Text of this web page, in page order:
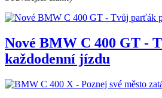
Nové BMW C 400 GT -
každodenní jízdu